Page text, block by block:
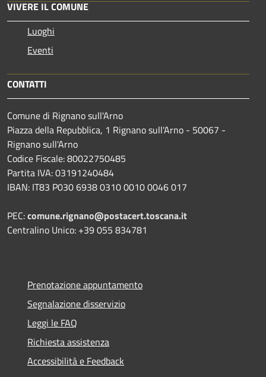
VIVERE IL COMUNE
Luoghi
Eventi
CONTATTI
Comune di Rignano sull'Arno
Piazza della Repubblica, 1 Rignano sull'Arno - 50067 -
Rignano sull'Arno
Codice Fiscale: 80022750485
Partita IVA: 03191240484
IBAN: IT83 P030 6938 0310 0010 0046 017
PEC:comune.rignano@postacert.toscana.it
Centralino Unico: +39 055 834781
Prenotazione appuntamento
Segnalazione disservizio
Leggi le FAQ
Richiesta assistenza
Accessibilità e Feedback